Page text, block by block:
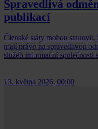
Spravedlivá
publikací
Členské státy mohou
mají právo na spravedlivou
služeb informační
13. května 2026, 00:00